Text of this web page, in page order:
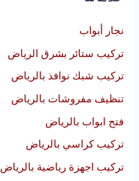
نجار أبواب
تركيب ستائر بشرق الرياض
تركيب شبك نوافذ بالرياض
تنظيف مفروشات بالرياض
فتح ابواب بالرياض
تركيب كراسي بالرياض
تركيب اجهزة رياضية بالرياض